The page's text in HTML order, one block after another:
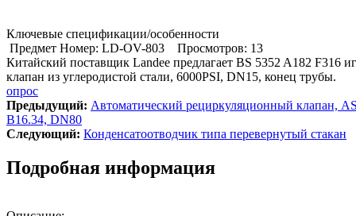
Ключевые спецификации/особенности
Предмет Номер: LD-OV-803
Просмотров: 13
Китайский поставщик Landee предлагает BS 5352 A182 F316
клапан из углеродистой стали, 6000PSI, DN15, конец трубы.
опрос
Предыдущий: Автоматический рециркуляционный клапан,
B16.34, DN80
Cледующий: Конденсатоотводчик типа перевернутый стакан
Подробная информация